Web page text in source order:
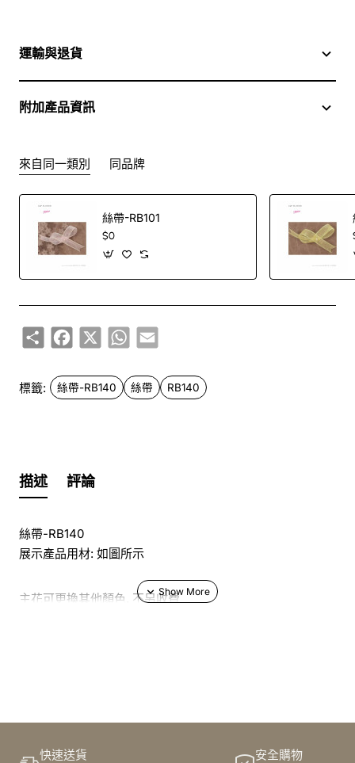
運輸與退貨
附加產品資訊
來自同一類別 同品牌
絲帶-RB101
$0
ShareFacebook
X WhatsApp
Email
標籤: 絲帶-RB140 絲帶 RB140
描述 評論
絲帶-RB140
展示產品用材: 如圖所示
主花可更換其他顏色, 不另收費
此花束價格不適用於(情人節期間 4/2-16/2)
快速送貨 安全購物